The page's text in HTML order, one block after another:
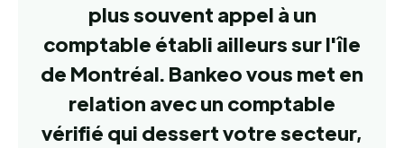
plus souvent appel à un
comptable établi ailleurs sur l'île
de Montréal. Bankeo vous met en
relation avec un comptable
vérifié qui dessert votre secteur,